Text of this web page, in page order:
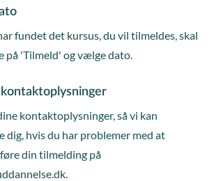
fundet det kursus, du vil tilmeldes, skal
på 'Tilmeld' og vælge dato.
kontaktoplysninger, så vi kan
dig, hvis du har problemer med at
din tilmelding på